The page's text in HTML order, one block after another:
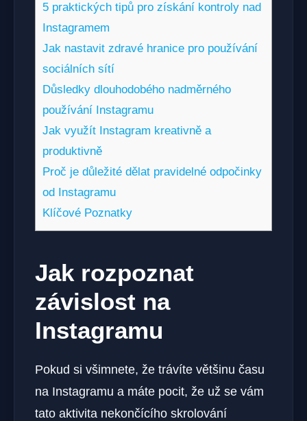
5 praktických tipů pro získání kontroly nad
Instagramem
Jak nastavit zdravé hranice pro používání
sociálních sítí
Důsledky dlouhodobého nadměrného
používání Instagramu
Jak využít Instagram kreativně a
produktivně
Proč je důležité dělat pravidelné odpočinky
od Instagramu
Klíčové Poznatky
Jak rozpoznat
závislost na
Instagramu
Pokud si všimnete, že trávíte většinu času
na Instagramu a máte pocit, že už se vám
tato aktivita nekončícího skrolování